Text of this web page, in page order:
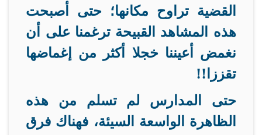
القضية تراوح مكانها؛ حتى أصبحت
هذه المشاهد القبيحة ترغمنا على أن
نغمض أعيننا خجلا أكثر من إغماضها
تقززا!!
حتى المدارس لم تسلم من هذه
الظاهرة الواسعة السيئة، فهناك فرق